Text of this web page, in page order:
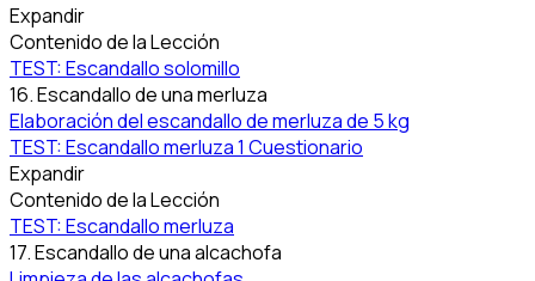
Expandir
Contenido de la Lección
TEST: Escandallo solomillo
16. Escandallo de una merluza
Elaboración del escandallo de merluza de 5 kg
TEST: Escandallo merluza1 Cuestionario
Expandir
Contenido de la Lección
TEST: Escandallo merluza
17. Escandallo de una alcachofa